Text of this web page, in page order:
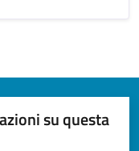
su questa